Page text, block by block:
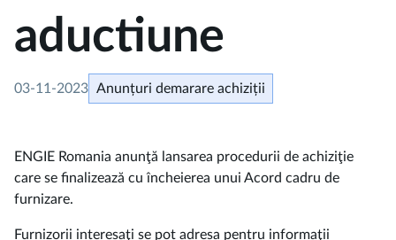
aductiune
03-11-2023 Anunțuri demarare achiziții
ENGIE Romania anunţă lansarea procedurii de achiziţie
care se finalizează cu încheierea unui Acord cadru de
furnizare.
Furnizorii interesaţi se pot adresa pentru informaţii